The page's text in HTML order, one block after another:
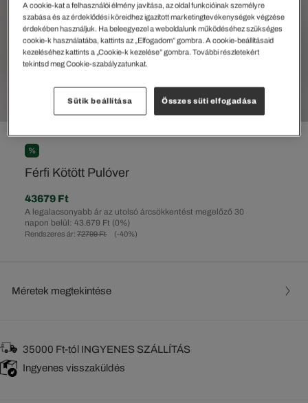
%
Férfi Kötött Pulóver
Rendszeres ár: 72799 Ft (-40%)
A legalacsonyabb ár az utolsó árcsökkentést megelőző 30
napon belül: 43.679 Ft (0%)
43679 Ft
Méretek megtekintése
35000 Ft-tól INGYENES SZÁLLÍTÁS
Ingyenes visszaküldés
A cookie-kat a felhasználói élmény javítása, az oldal funkcióinak személyre
szabása és az érdeklődési köreidhez igazított marketingtevékenységek végzése
érdekében használjuk. Ha beleegyezel a weboldalunk működéséhez szükséges
cookie-k használatába, kattints az „Elfogadom” gombra. A cookie-beállításaid
kezeléséhez kattints a „Cookie-k kezelése” gombra. További részletekért
tekintsd meg Cookie-szabályzatunkat.
Sütik beállítása Összes süti elfogadása